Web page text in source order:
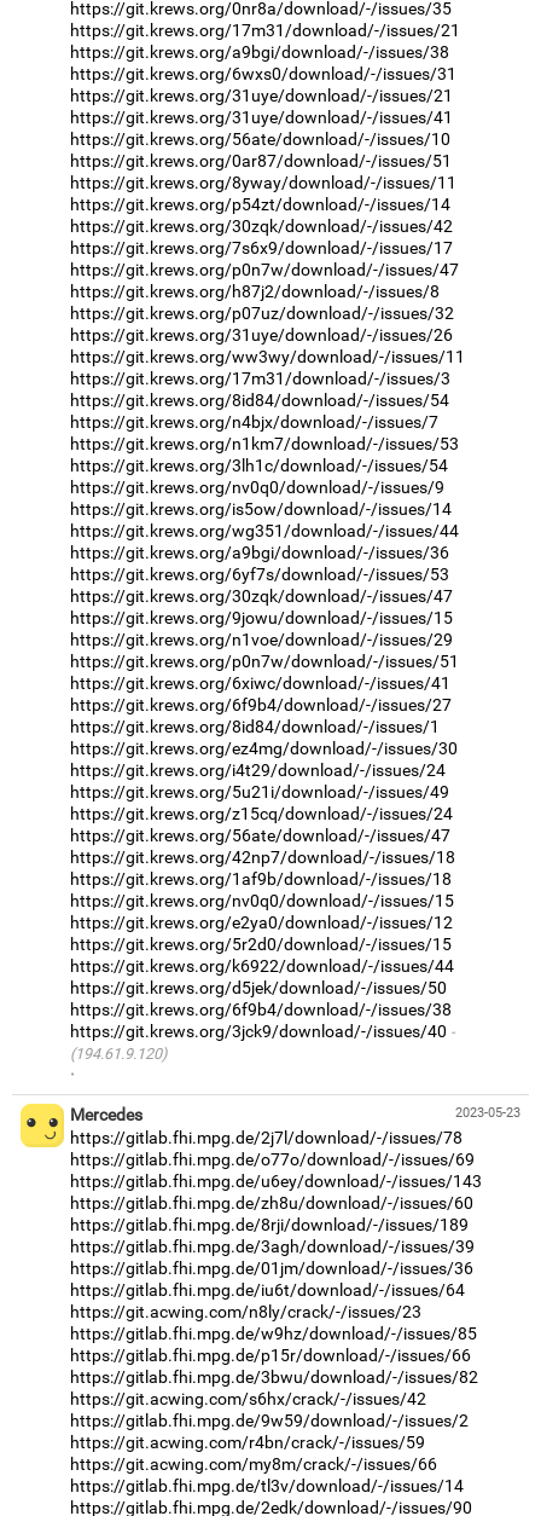
https://git.krews.org/0nr8a/download/-/issues/35
https://git.krews.org/17m31/download/-/issues/21
https://git.krews.org/a9bgi/download/-/issues/38
https://git.krews.org/6wxs0/download/-/issues/31
https://git.krews.org/31uye/download/-/issues/21
https://git.krews.org/31uye/download/-/issues/41
https://git.krews.org/56ate/download/-/issues/10
https://git.krews.org/0ar87/download/-/issues/51
https://git.krews.org/8yway/download/-/issues/11
https://git.krews.org/p54zt/download/-/issues/14
https://git.krews.org/30zqk/download/-/issues/42
https://git.krews.org/7s6x9/download/-/issues/17
https://git.krews.org/p0n7w/download/-/issues/47
https://git.krews.org/h87j2/download/-/issues/8
https://git.krews.org/p07uz/download/-/issues/32
https://git.krews.org/31uye/download/-/issues/26
https://git.krews.org/ww3wy/download/-/issues/11
https://git.krews.org/17m31/download/-/issues/3
https://git.krews.org/8id84/download/-/issues/54
https://git.krews.org/n4bjx/download/-/issues/7
https://git.krews.org/n1km7/download/-/issues/53
https://git.krews.org/3lh1c/download/-/issues/54
https://git.krews.org/nv0q0/download/-/issues/9
https://git.krews.org/is5ow/download/-/issues/14
https://git.krews.org/wg351/download/-/issues/44
https://git.krews.org/a9bgi/download/-/issues/36
https://git.krews.org/6yf7s/download/-/issues/53
https://git.krews.org/30zqk/download/-/issues/47
https://git.krews.org/9jowu/download/-/issues/15
https://git.krews.org/n1voe/download/-/issues/29
https://git.krews.org/p0n7w/download/-/issues/51
https://git.krews.org/6xiwc/download/-/issues/41
https://git.krews.org/6f9b4/download/-/issues/27
https://git.krews.org/8id84/download/-/issues/1
https://git.krews.org/ez4mg/download/-/issues/30
https://git.krews.org/i4t29/download/-/issues/24
https://git.krews.org/5u21i/download/-/issues/49
https://git.krews.org/z15cq/download/-/issues/24
https://git.krews.org/56ate/download/-/issues/47
https://git.krews.org/42np7/download/-/issues/18
https://git.krews.org/1af9b/download/-/issues/18
https://git.krews.org/nv0q0/download/-/issues/15
https://git.krews.org/e2ya0/download/-/issues/12
https://git.krews.org/5r2d0/download/-/issues/15
https://git.krews.org/k6922/download/-/issues/44
https://git.krews.org/d5jek/download/-/issues/50
https://git.krews.org/6f9b4/download/-/issues/38
https://git.krews.org/3jck9/download/-/issues/40
(194.61.9.120)
·
2023-05-23
Mercedes
https://gitlab.fhi.mpg.de/2j7l/download/-/issues/78
https://gitlab.fhi.mpg.de/o77o/download/-/issues/69
https://gitlab.fhi.mpg.de/u6ey/download/-/issues/143
https://gitlab.fhi.mpg.de/zh8u/download/-/issues/60
https://gitlab.fhi.mpg.de/8rji/download/-/issues/189
https://gitlab.fhi.mpg.de/3agh/download/-/issues/39
https://gitlab.fhi.mpg.de/01jm/download/-/issues/36
https://gitlab.fhi.mpg.de/iu6t/download/-/issues/64
https://git.acwing.com/n8ly/crack/-/issues/23
https://gitlab.fhi.mpg.de/w9hz/download/-/issues/85
https://gitlab.fhi.mpg.de/p15r/download/-/issues/66
https://gitlab.fhi.mpg.de/3bwu/download/-/issues/82
https://git.acwing.com/s6hx/crack/-/issues/42
https://gitlab.fhi.mpg.de/9w59/download/-/issues/2
https://git.acwing.com/r4bn/crack/-/issues/59
https://git.acwing.com/my8m/crack/-/issues/66
https://gitlab.fhi.mpg.de/tl3v/download/-/issues/14
https://gitlab.fhi.mpg.de/2edk/download/-/issues/90